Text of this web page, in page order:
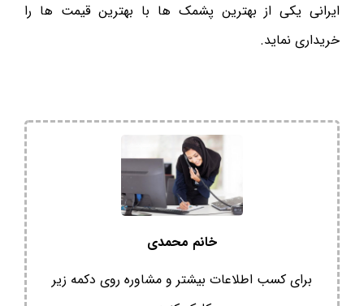
ایرانی یکی از بهترین پشمک ها با بهترین قیمت ها را
خریداری نماید.
خانم محمدی
برای کسب اطلاعات بیشتر و مشاوره روی دکمه زیر